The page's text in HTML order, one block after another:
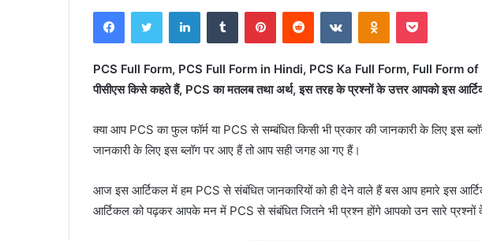
FacebookTwitter LinkedInTumblr PinterestReddit VKontakteOdnoklassniki
Pocket
PCS Full Form, PCS Full Form in Hindi, PCS Ka Full Form, Full Form of
पीसीएस किसे कहते हैं, PCS का मतलब तथा अर्थ, इस तरह के प्रश्नों के उत्तर आपको इस
क्या आप PCS का फुल फॉर्म या PCS से सम्बंधित किसी भी प्रकार की जानकारी के लिए इस
जानकारी के लिए इस ब्लॉग पर आए हैं तो आप सही जगह आ गए हैं।
आज इस आर्टिकल में हम PCS से संबंधित जानकारियों को ही देने वाले हैं बस आप हमारे इस
आर्टिकल को पढ़कर आपके मन में PCS से संबंधित जितने भी प्रश्न होंगे आपको उन सारे प्रश्नों